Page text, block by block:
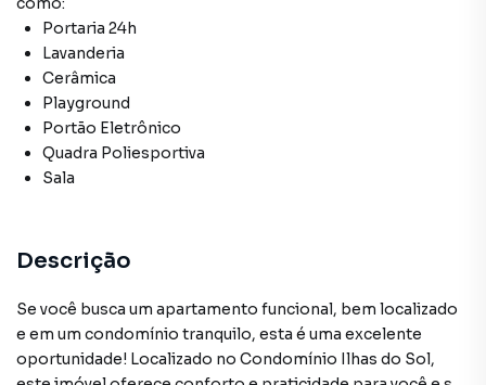
Portaria 24h
Lavanderia
Cerâmica
Playground
Portão Eletrônico
Quadra Poliesportiva
Sala
Descrição
Se você busca um apartamento funcional, bem localizado
e em um condomínio tranquilo, esta é uma excelente
oportunidade! Localizado no Condomínio Ilhas do Sol,